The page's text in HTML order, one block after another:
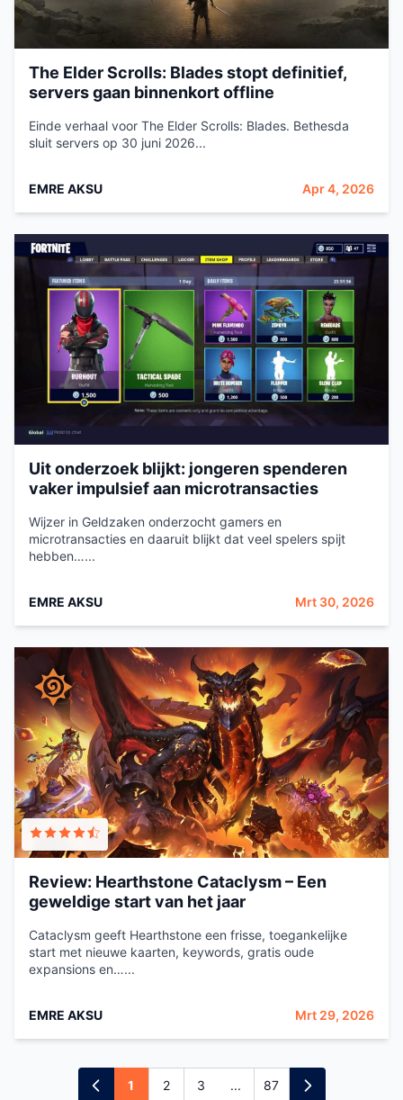
The Elder Scrolls: Blades stopt definitief,
servers gaan binnenkort offline
Einde verhaal voor The Elder Scrolls: Blades. Bethesda
sluit servers op 30 juni 2026...
EMRE AKSU Apr 4, 2026
Uit onderzoek blijkt: jongeren spenderen
vaker impulsief aan microtransacties
Wijzer in Geldzaken onderzocht gamers en
microtransacties en daaruit blijkt dat veel spelers spijt
hebben…...
EMRE AKSU Mrt 30, 2026
Review: Hearthstone Cataclysm – Een
geweldige start van het jaar
Cataclysm geeft Hearthstone een frisse, toegankelijke
start met nieuwe kaarten, keywords, gratis oude
expansions en…...
EMRE AKSU Mrt 29, 2026
1 2 3 ... 87